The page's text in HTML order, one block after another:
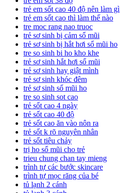
trẻ em sốt cao 40 độ nên làm gì
trẻ em sốt cao thì làm thế nào
tre moc rang nao truoc
trẻ sơ sinh bị cảm sổ mũi
trẻ sơ sinh bị hắt hơi sổ mũi ho
tre so sinh bi ho kho khe
trẻ sơ sinh hắt hơi sổ mũi
trẻ sơ sinh hay giật mình
trẻ sơ sinh khóc đêm
trẻ sơ sinh sổ mũi ho
tre so sinh sot cao
trẻ sốt cao 4 ngày
trẻ sốt cao 40 độ
trẻ sốt cao ăn vào nôn ra
trẻ sốt k rõ nguyên nhân
trẻ sốt tiêu chảy
trị ho sổ mũi cho trẻ
trieu chung chan tay mieng
trình tự các bước skincare
trình tự mọc răng của bé
tủ lạnh 2 cánh